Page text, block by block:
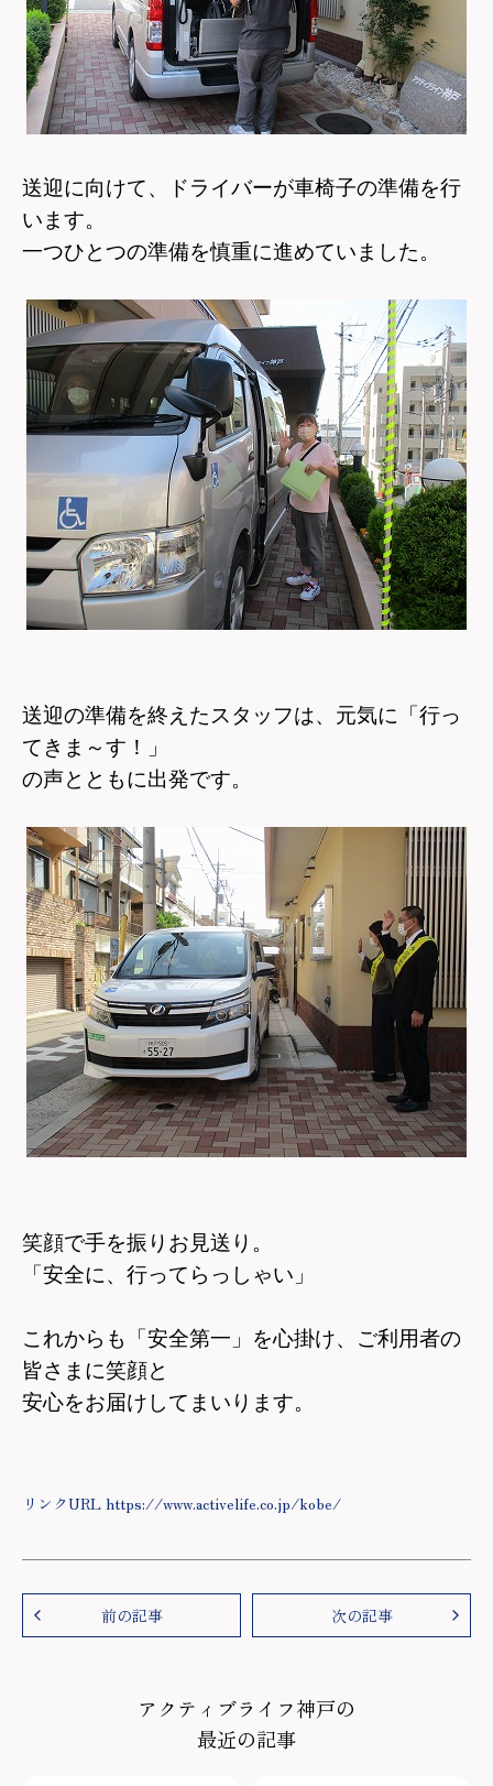
送迎に向けて、ドライバーが車椅子の準備を行
います。
一つひとつの準備を慎重に進めていました。
送迎の準備を終えたスタッフは、元気に「行っ
てきま～す！」
の声とともに出発です。
笑顔で手を振りお見送り。
「安全に、行ってらっしゃい」
これからも「安全第一」を心掛け、ご利用者の
皆さまに笑顔と
安心をお届けしてまいります。
リンクURL https://www.activelife.co.jp/kobe/
前の記事 次の記事
アクティブライフ神戸の
最近の記事